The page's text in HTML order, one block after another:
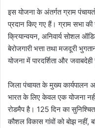
इस योजना के अंतर्गत ग्राम
प्रदान किए गए हैं। ग्राम सभा की
क्रियान्वयन, अनिवार्य सोशल
बेरोजगारी भत्ता तथा मजदूरी
योजना में पारदर्शिता और
जिला पंचायत के मुख्य कार्यपालन
भारत के लिए केवल एक योजना
रोडमैप है। 125 दिन का सुनिश्चित
कौशल विकास गांवों को बोझ